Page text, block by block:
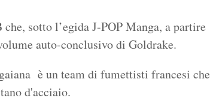
sotto l’egida J-POP Manga, a partire
auto-conclusivo di Goldrake.
è un team di fumettisti francesi che
d'acciaio.